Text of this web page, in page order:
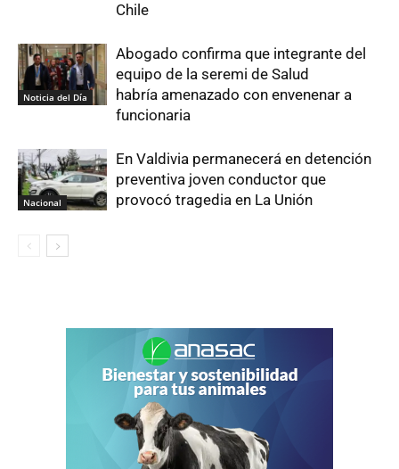
Chile
Noticia del Día
Abogado confirma que integrante del
equipo de la seremi de Salud
habría amenazado con envenenar a
funcionaria
Nacional
En Valdivia permanecerá en detención
preventiva joven conductor que
provocó tragedia en La Unión